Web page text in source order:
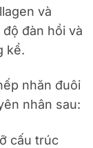
và
đàn hồi và
kể.
nhăn đuôi
nhân sau:
cấu trúc